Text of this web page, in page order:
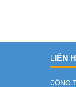
LIÊN
CÔNG